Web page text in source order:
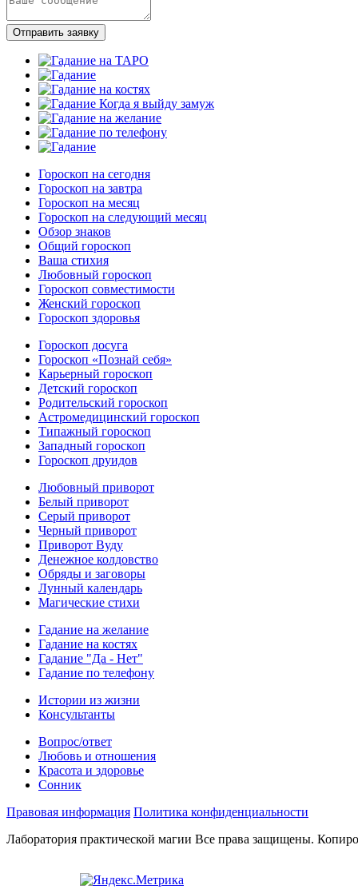
Отправить заявку
Гороскоп на сегодня
Гороскоп на завтра
Гороскоп на месяц
Гороскоп на следующий месяц
Обзор знаков
Общий гороскоп
Ваша стихия
Любовный гороскоп
Гороскоп совместимости
Женский гороскоп
Гороскоп здоровья
Гороскоп досуга
Гороскоп «Познай себя»
Карьерный гороскоп
Детский гороскоп
Родительский гороскоп
Астромедицинский гороскоп
Типажный гороскоп
Западный гороскоп
Гороскоп друидов
Любовный приворот
Белый приворот
Серый приворот
Черный приворот
Приворот Вуду
Денежное колдовство
Обряды и заговоры
Лунный календарь
Магические стихи
Гадание на желание
Гадание на костях
Гадание "Да - Нет"
Гадание по телефону
Истории из жизни
Консультанты
Вопрос/ответ
Любовь и отношения
Красота и здоровье
Сонник
Правовая информация Политика конфиденциальности
Лаборатория практической магии Все права защищены.